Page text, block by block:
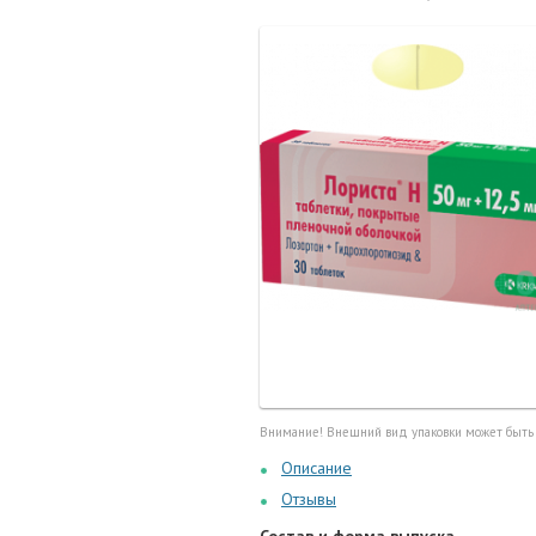
Мед.
Перчатки,
Тесты,
Шприцы,
Внимание! Внешний вид упаковки может
Описание
Отзывы